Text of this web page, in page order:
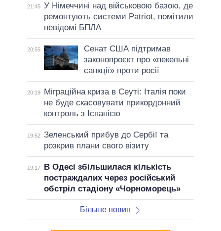
21:45 У Німеччині над військовою базою, де
ремонтують системи Patriot, помітили
невідомі БПЛА
20:55
Сенат США підтримав
законопроєкт про «пекельні
санкції» проти росії
20:19
Міграційна криза в Сеуті: Італія поки
не буде скасовувати прикордонний
контроль з Іспанією
19:52 Зеленський прибув до Сербії та
розкрив плани свого візиту
19:17
В Одесі збільшилася кількість
постраждалих через російський
обстріл стадіону «Чорноморець»
Більше новин